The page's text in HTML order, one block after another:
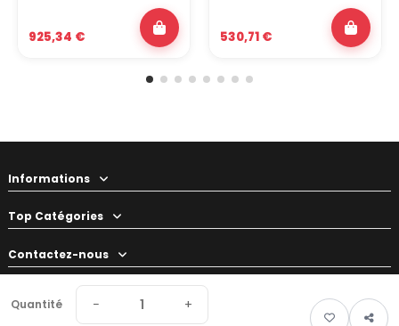
Quantité − +
925,34 € 530,71 €
Informations
Top Catégories
Contactez-nous
Votre préparateur